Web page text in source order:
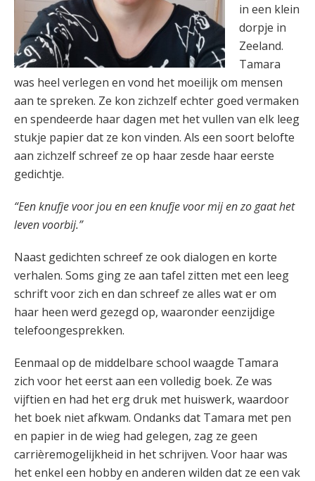
in een klein
dorpje in
Zeeland.
Tamara
was heel verlegen en vond het moeilijk om mensen
aan te spreken. Ze kon zichzelf echter goed vermaken
en spendeerde haar dagen met het vullen van elk leeg
stukje papier dat ze kon vinden. Als een soort belofte
aan zichzelf schreef ze op haar zesde haar eerste
gedichtje.
“Een knufje voor jou en een knufje voor mij en zo gaat het
leven voorbij.”
Naast gedichten schreef ze ook dialogen en korte
verhalen. Soms ging ze aan tafel zitten met een leeg
schrift voor zich en dan schreef ze alles wat er om
haar heen werd gezegd op, waaronder eenzijdige
telefoongesprekken.
Eenmaal op de middelbare school waagde Tamara
zich voor het eerst aan een volledig boek. Ze was
vijftien en had het erg druk met huiswerk, waardoor
het boek niet afkwam. Ondanks dat Tamara met pen
en papier in de wieg had gelegen, zag ze geen
carrièremogelijkheid in het schrijven. Voor haar was
het enkel een hobby en anderen wilden dat ze een vak